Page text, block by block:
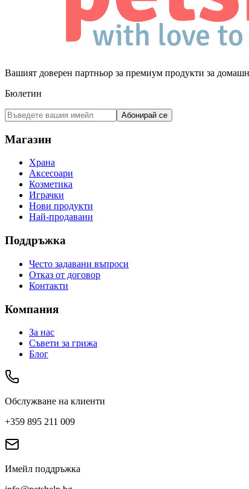
Вашият доверен партньор за премиум продукти за
Бюлетин
Абонирай се
Магазин
Храна
Аксесоари
Козметика
Играчки
Нови продукти
Най-продавани
Поддръжка
Често задавани въпроси
Отказ от договор
Контакти
Компания
За нас
Съвети за грижа
Блог
Обслужване на клиенти
+359 895 211 009
Имейл поддръжка